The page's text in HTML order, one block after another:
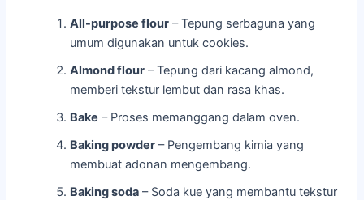
All-purpose flour – Tepung serbaguna yang
umum digunakan untuk cookies.
Almond flour – Tepung dari kacang almond,
memberi tekstur lembut dan rasa khas.
Bake – Proses memanggang dalam oven.
Baking powder – Pengembang kimia yang
membuat adonan mengembang.
Baking soda – Soda kue yang membantu tekstur